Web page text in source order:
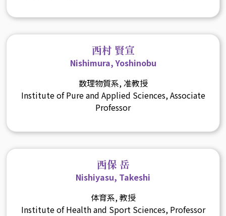
西村 賢宣
Nishimura, Yoshinobu
数理物質系, 准教授
Institute of Pure and Applied Sciences, Associate
Professor
西保 岳
Nishiyasu, Takeshi
体育系, 教授
Institute of Health and Sport Sciences, Professor